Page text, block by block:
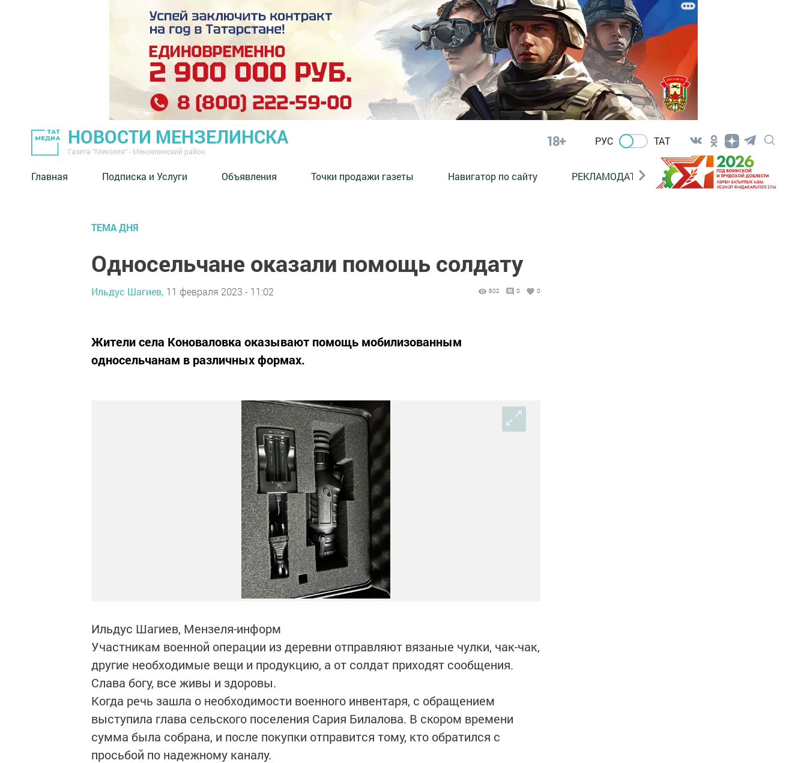
НОВОСТИ МЕНЗЕЛИНСКА
Газета "Мензеля" - Мензелинский район
18+ РУС ТАТ
Главная Подписка и Услуги Объявления Точки продажи газеты Навигатор по сайту РЕКЛАМОДАТЕЛЯМ
ТЕМА ДНЯ
Односельчане оказали помощь солдату
Ильдус Шагиев, 11 февраля 2023 - 11:02 802 0 0
Жители села Коноваловка оказывают помощь мобилизованным
односельчанам в различных формах.
Ильдус Шагиев, Мензеля-информ
Участникам военной операции из деревни отправляют вязаные чулки, чак-чак,
другие необходимые вещи и продукцию, а от солдат приходят сообщения.
Слава богу, все живы и здоровы.
Когда речь зашла о необходимости военного инвентаря, с обращением
выступила глава сельского поселения Сария Билалова. В скором времени
сумма была собрана, и после покупки отправится тому, кто обратился с
просьбой по надежному каналу.